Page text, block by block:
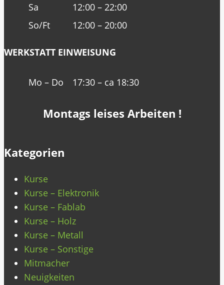
Sa
12:00 – 22:00
So/Ft
12:00 – 20:00
WERKSTATT EINWEISUNG
Mo – Do 17:30 – ca 18:30
Montags leises Arbeiten !
Kategorien
Kurse
Kurse – Elektronik
Kurse – Fablab
Kurse – Holz
Kurse – Metall
Kurse – Sonstige
Mitmacher
Neuigkeiten